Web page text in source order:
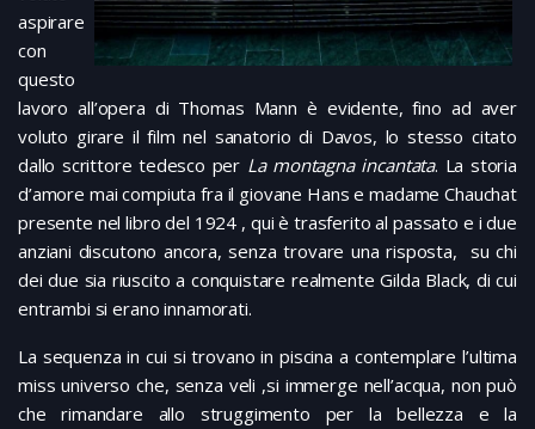
aspirare
con
questo
lavoro all’opera di Thomas Mann è evidente, fino ad aver
voluto girare il film nel sanatorio di Davos, lo stesso citato
dallo scrittore tedesco per La montagna incantata. La storia
d’amore mai compiuta fra il giovane Hans e madame Chauchat
presente nel libro del 1924 , qui è trasferito al passato e i due
anziani discutono ancora, senza trovare una risposta, su chi
dei due sia riuscito a conquistare realmente Gilda Black, di cui
entrambi si erano innamorati.
La sequenza in cui si trovano in piscina a contemplare l’ultima
miss universo che, senza veli ,si immerge nell’acqua, non può
che rimandare allo struggimento per la bellezza e la